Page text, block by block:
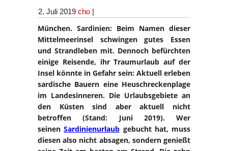
2. Juli 2019 cho |
München. Sardinien: Beim Namen dieser
Mittelmeerinsel schwingen gutes Essen
und Strandleben mit. Dennoch befürchten
einige Reisende, ihr Traumurlaub auf der
Insel könnte in Gefahr sein: Aktuell erleben
sardische Bauern eine Heuschreckenplage
im Landesinneren. Die Urlaubsgebiete an
den Küsten sind aber aktuell nicht
betroffen (Stand: Juni 2019). Wer
seinenSardinienurlaub gebucht hat, muss
diesen also nicht absagen, sondern genießt